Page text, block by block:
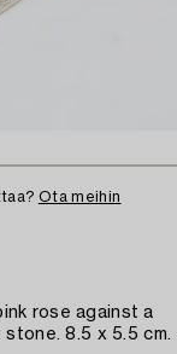
Ota meihin
rose against a
8.5 x 5.5 cm.